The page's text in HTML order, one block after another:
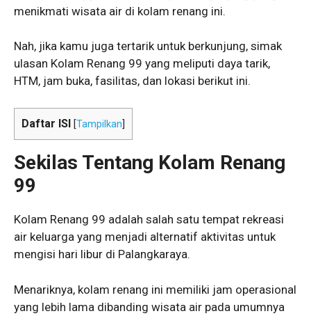
menikmati wisata air di kolam renang ini.
Nah, jika kamu juga tertarik untuk berkunjung, simak
ulasan Kolam Renang 99 yang meliputi daya tarik,
HTM, jam buka, fasilitas, dan lokasi berikut ini.
Daftar ISI [Tampilkan
Sekilas Tentang Kolam Renang
99
Kolam Renang 99 adalah salah satu tempat rekreasi
air keluarga yang menjadi alternatif aktivitas untuk
mengisi hari libur di Palangkaraya.
Menariknya, kolam renang ini memiliki jam operasional
yang lebih lama dibanding wisata air pada umumnya